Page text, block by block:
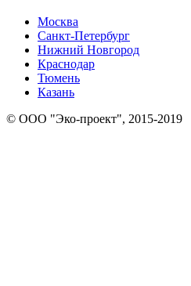
Москва
Санкт-Петербург
Нижний Новгород
Краснодар
Тюмень
Казань
© ООО "Эко-проект", 2015-2019